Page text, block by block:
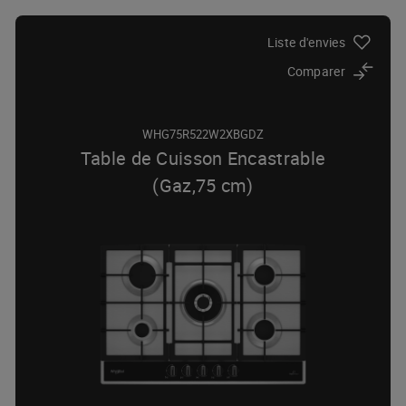
Liste d'envies
Comparer
WHG75R522W2XBGDZ
Table de Cuisson Encastrable
(Gaz,75 cm)